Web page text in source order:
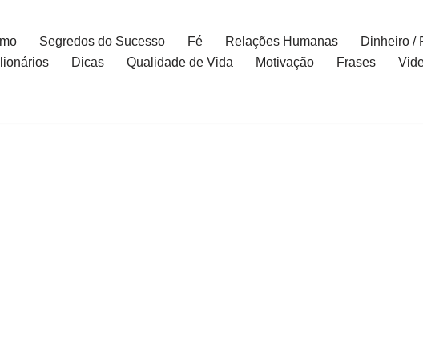
Segredos do Sucesso Fé Relações Humanas Dinheiro /
Dicas Qualidade de Vida Motivação Frases